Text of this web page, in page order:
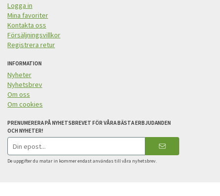
Logga in
Mina favoriter
Kontakta oss
Försäljningsvillkor
Registrera retur
INFORMATION
Nyheter
Nyhetsbrev
Om oss
Om cookies
PRENUMERERA PÅ NYHETSBREVET FÖR VÅRA BÄSTA ERBJUDANDEN
OCH NYHETER!
E-
postadress
De uppgifter du matar in kommer endast användas till våra nyhetsbrev.